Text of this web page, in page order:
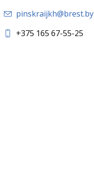
pinskraijkh@brest.by
+375 165 67-55-25